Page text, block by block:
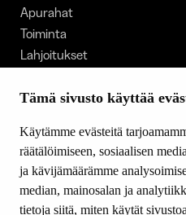
Tämä sivusto käyttää
Käytämme evästeitä
räätälöimiseen, sosiaalisen
ja kävijämäärämme
median, mainosalan ja
tietoja siitä, miten käytät
Apurahat
Toiminta
Lahjoitukset
Ajankohtaista
Yhteystiedot
SEURAA MEITÄ